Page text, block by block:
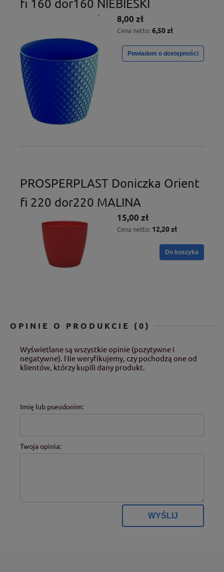
fi 160 dor160 NIEBIESKI
8,00 zł
Cena netto: 6,50 zł
Powiadom o dostępności
PROSPERPLAST Doniczka Orient
fi 220 dor220 MALINA
15,00 zł
Cena netto: 12,20 zł
Do koszyka
OPINIE O PRODUKCIE (0)
Wyświetlane są wszystkie opinie (pozytywne i
negatywne). Nie weryfikujemy, czy pochodzą one od
klientów, którzy kupili dany produkt.
Imię lub pseudonim:
Twoja opinia:
WYŚLIJ